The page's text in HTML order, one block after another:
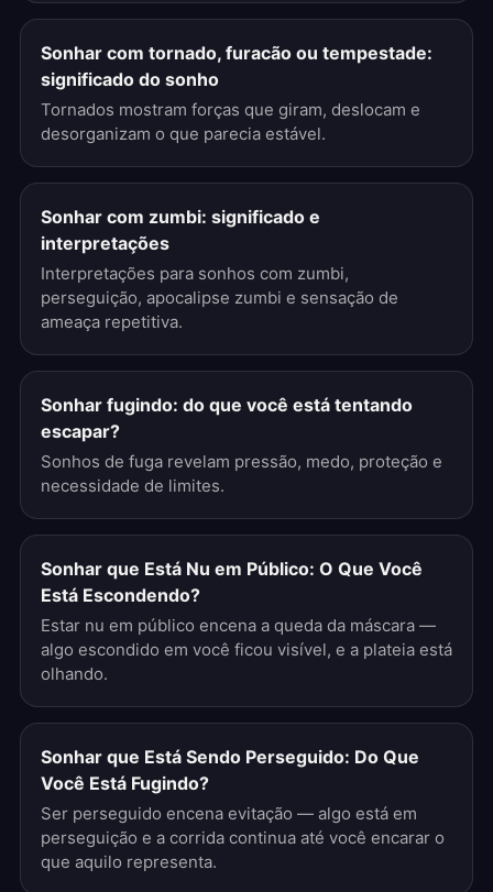
Sonhar com tornado, furacão ou tempestade:
significado do sonho
Tornados mostram forças que giram, deslocam e
desorganizam o que parecia estável.
Sonhar com zumbi: significado e
interpretações
Interpretações para sonhos com zumbi,
perseguição, apocalipse zumbi e sensação de
ameaça repetitiva.
Sonhar fugindo: do que você está tentando
escapar?
Sonhos de fuga revelam pressão, medo, proteção e
necessidade de limites.
Sonhar que Está Nu em Público: O Que Você
Está Escondendo?
Estar nu em público encena a queda da máscara —
algo escondido em você ficou visível, e a plateia está
olhando.
Sonhar que Está Sendo Perseguido: Do Que
Você Está Fugindo?
Ser perseguido encena evitação — algo está em
perseguição e a corrida continua até você encarar o
que aquilo representa.